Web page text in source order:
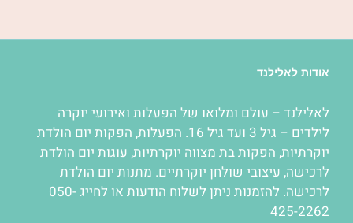
אודות לאלילנד
לאלילנד – עולם ומלואו של הפעלות ואירועי יוקרה
לילדים – גיל 3 ועד גיל 16.
הפעלות, הפקות יום הולדת
יוקרתיות, הפקות בת מצווה יוקרתיות, עוגות יום הולדת
לרכישה, עיצובי שולחן יוקרתיים. מתנות יום הולדת
לרכישה. להזמנות ניתן לשלוח הודעות או לחייג 050-
425-2262